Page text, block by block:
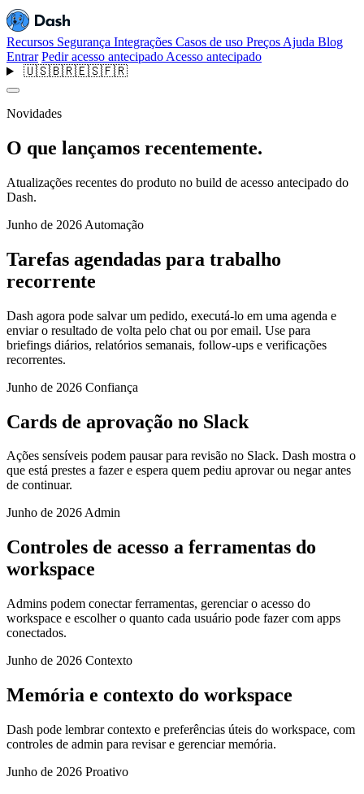
Recursos Segurança Integrações Casos de uso Preços Ajuda Blog
Entrar Pedir acesso antecipado Acesso antecipado
🇺🇸🇧🇷🇪🇸🇫🇷
Novidades
O que lançamos recentemente.
Atualizações recentes do produto no build de acesso antecipado do
Dash.
Junho de 2026 Automação
Tarefas agendadas para trabalho
recorrente
Dash agora pode salvar um pedido, executá-lo em uma agenda e
enviar o resultado de volta pelo chat ou por email. Use para
briefings diários, relatórios semanais, follow-ups e verificações
recorrentes.
Junho de 2026 Confiança
Cards de aprovação no Slack
Ações sensíveis podem pausar para revisão no Slack. Dash mostra o
que está prestes a fazer e espera quem pediu aprovar ou negar antes
de continuar.
Junho de 2026Admin
Controles de acesso a ferramentas do
workspace
Admins podem conectar ferramentas, gerenciar o acesso do
workspace e escolher o quanto cada usuário pode fazer com apps
conectados.
Junho de 2026 Contexto
Memória e contexto do workspace
Dash pode lembrar contexto e preferências úteis do workspace, com
controles de admin para revisar e gerenciar memória.
Junho de 2026 Proativo